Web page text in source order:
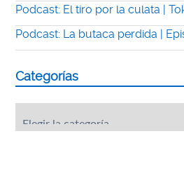
Podcast: El tiro por la culata |
Podcast: La butaca perdida |
Categorías